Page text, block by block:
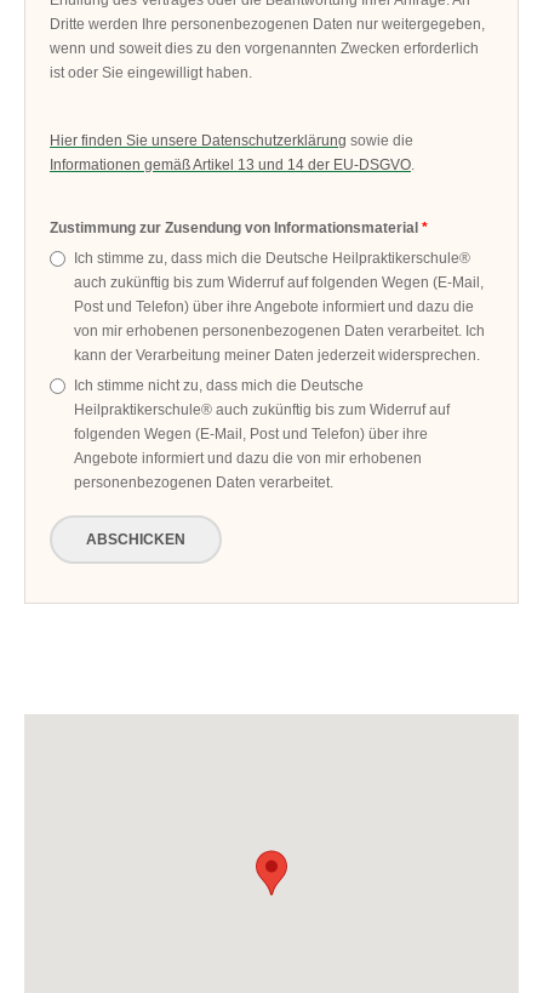
Dritte werden Ihre personenbezogenen Daten nur weitergegeben,
wenn und soweit dies zu den vorgenannten Zwecken erforderlich
ist oder Sie eingewilligt haben.
Hier finden Sie unsere Datenschutzerklärung sowie die
Informationen gemäß Artikel 13 und 14 der EU-DSGVO.
Zustimmung zur Zusendung von Informationsmaterial
Ich stimme zu, dass mich die Deutsche Heilpraktikerschule®
auch zukünftig bis zum Widerruf auf folgenden Wegen (E-Mail,
Post und Telefon) über ihre Angebote informiert und dazu die
von mir erhobenen personenbezogenen Daten verarbeitet. Ich
kann der Verarbeitung meiner Daten jederzeit widersprechen.
Ich stimme nicht zu, dass mich die Deutsche
Heilpraktikerschule® auch zukünftig bis zum Widerruf auf
folgenden Wegen (E-Mail, Post und Telefon) über ihre
Angebote informiert und dazu die von mir erhobenen
personenbezogenen Daten verarbeitet.
ABSCHICKEN